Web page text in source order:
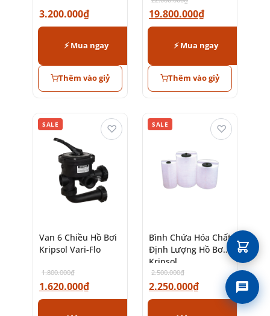
3.200.000₫
⚡ Mua ngay
Thêm vào giỷ
19.800.000₫
⚡ Mua ngay
Thêm vào giỷ
SALE
Van 6 Chiều Hồ Bơi
Kripsol Vari-Flo
1.800.000₫
1.620.000₫
♡ SALE
Bình Chứa Hóa Chất
Định Lượng Hồ Bơi
Kripsol
2.500.000₫
2.250.000₫
♡
Liên